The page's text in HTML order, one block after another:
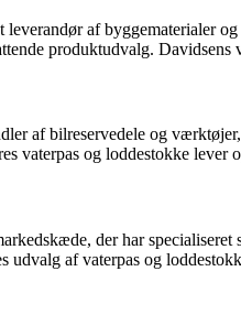
leverandør af byggematerialer
produktudvalg.
af bilreservedele og
vaterpas og loddestokke
der har
udvalg af vaterpas og